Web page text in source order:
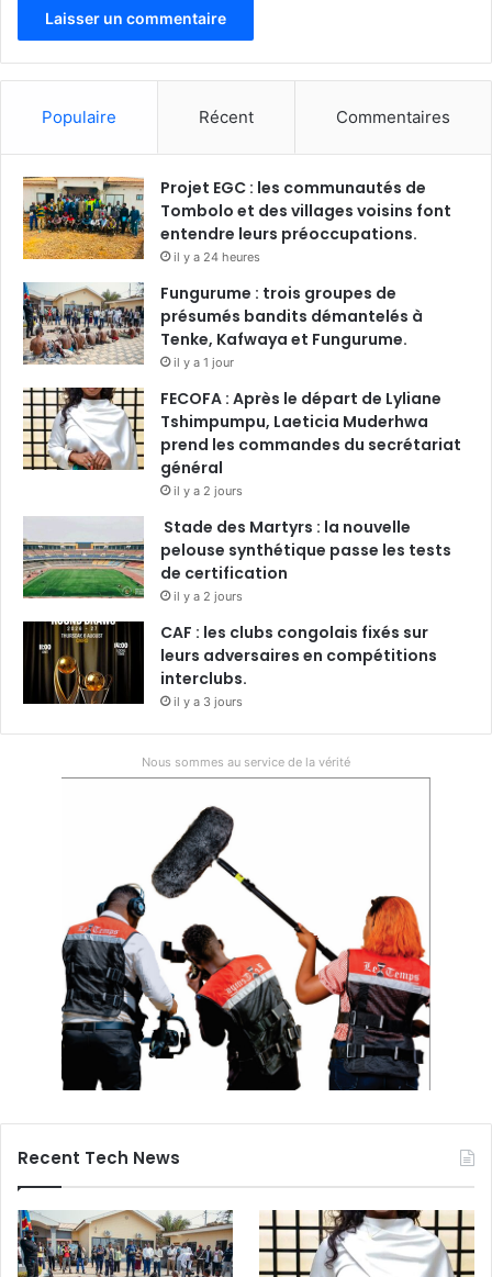
Populaire Récent Commentaires
Projet EGC : les communautés de
Tombolo et des villages voisins font
entendre leurs préoccupations.
il y a 24 heures
Fungurume : trois groupes de
présumés bandits démantelés à
Tenke, Kafwaya et Fungurume.
il y a 1 jour
FECOFA : Après le départ de Lyliane
Tshimpumpu, Laeticia Muderhwa
prend les commandes du secrétariat
général
il y a 2 jours
Stade des Martyrs : la nouvelle
pelouse synthétique passe les tests
de certification
il y a 2 jours
CAF : les clubs congolais fixés sur
leurs adversaires en compétitions
interclubs.
il y a 3 jours
Nous sommes au service de la vérité
Recent Tech News